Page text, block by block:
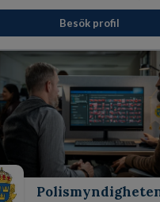
nöjda. Som medarbetare hos
du visa engagemang,
och respekt.
Besök profil